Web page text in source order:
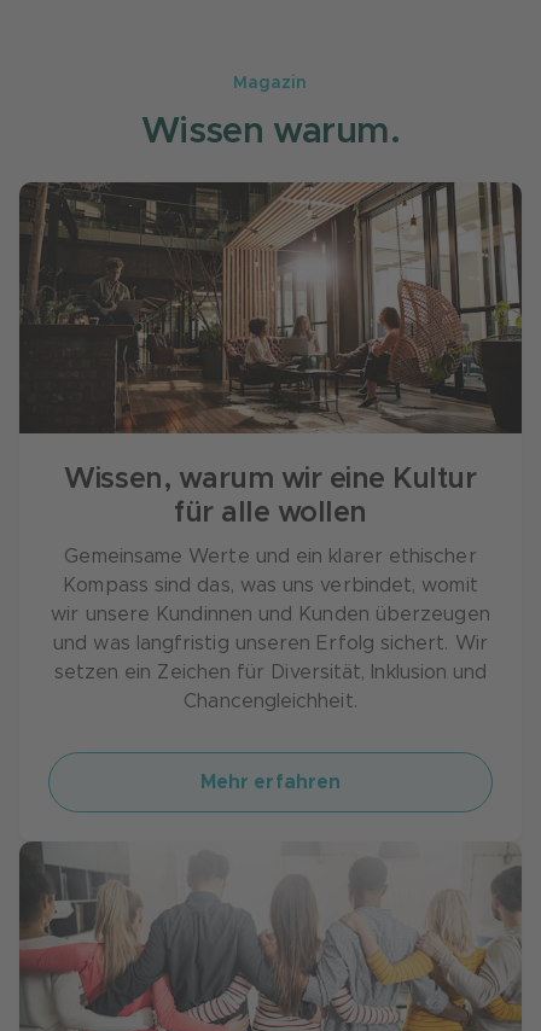
Magazin
Wissen warum.
Wissen, warum wir eine Kultur
für alle wollen
Gemeinsame Werte und ein klarer ethischer
Kompass sind das, was uns verbindet, womit
wir unsere Kundinnen und Kunden überzeugen
und was langfristig unseren Erfolg sichert. Wir
setzen ein Zeichen für Diversität, Inklusion und
Chancengleichheit.
Mehr erfahren